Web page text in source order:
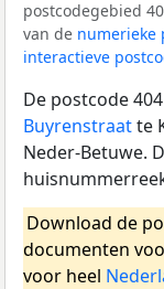
postcodegebied
van de numerieke
interactieve
De postcode
Buyrenstraatte
Neder-Betuwe.
Download de
documenten
voor heel